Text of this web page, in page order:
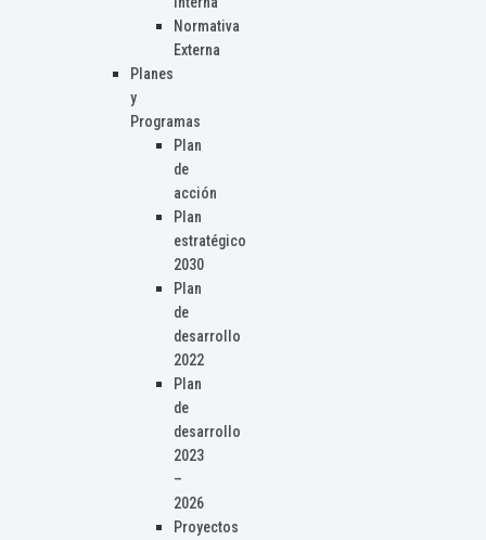
Normativa
Externa
Planes
y
Programas
Plan
de
acción
Plan
estratégico
2030
Plan
de
desarrollo
2022
Plan
de
desarrollo
2023
–
2026
Proyectos